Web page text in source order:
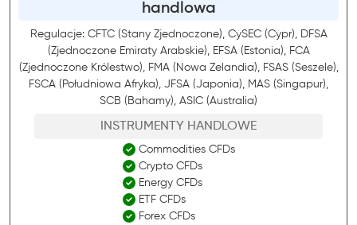
handlowa
Regulacje: CFTC (Stany Zjednoczone), CySEC (Cypr), DFSA
(Zjednoczone Emiraty Arabskie), EFSA (Estonia), FCA
(Zjednoczone Królestwo), FMA (Nowa Zelandia), FSAS (Seszele),
FSCA (Południowa Afryka), JFSA (Japonia), MAS (Singapur),
SCB (Bahamy), ASIC (Australia)
INSTRUMENTY HANDLOWE
Commodities CFDs
Crypto CFDs
Energy CFDs
ETF CFDs
Forex CFDs